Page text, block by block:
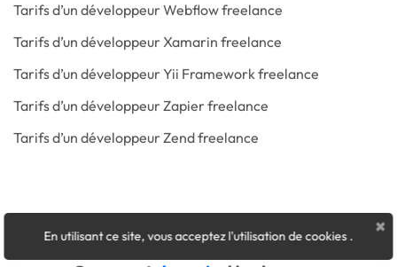
Tarifs d’un développeur Webflow freelance
Tarifs d’un développeur Xamarin freelance
Tarifs d’un développeur Yii Framework freelance
Tarifs d’un développeur Zapier freelance
Tarifs d’un développeur Zend freelance
×
En utilisant ce site, vous acceptez l'utilisation de cookies.